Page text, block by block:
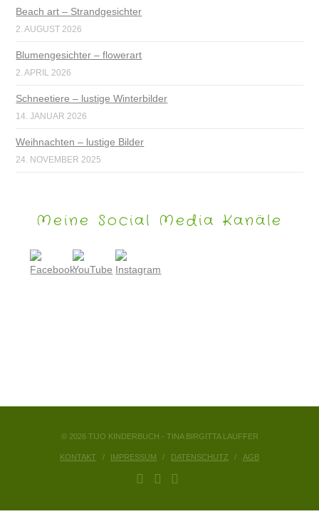
Beach art – Strandgesichter
2. AUGUST 2026
Blumengesichter – flowerart
2. APRIL 2026
Schneetiere – lustige Winterbilder
14. JANUAR 2026
Weihnachten – lustige Bilder
24. NOVEMBER 2025
Meine Social Media Kanäle
© 2026 TIJO KINDERBUCH - TINA BIRGITTA LAUFFER
KONTAKT IMPRESSUM DATENSCHUTZ AGB